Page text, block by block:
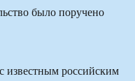
было поручено
известным российским